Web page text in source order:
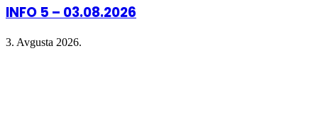
INFO 5 – 03.08.2026
3. Avgusta 2026.